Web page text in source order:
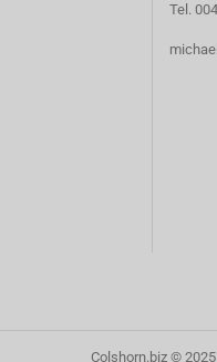
Tel.
Colshorn.biz © 2025